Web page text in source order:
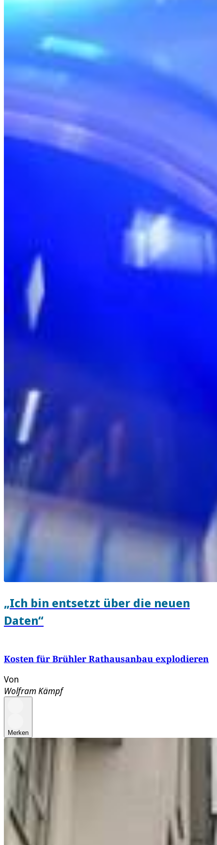
„Ich bin entsetzt über die neuen
Daten“
Kosten für Brühler Rathausanbau explodieren
Von
Wolfram Kämpf
Merken